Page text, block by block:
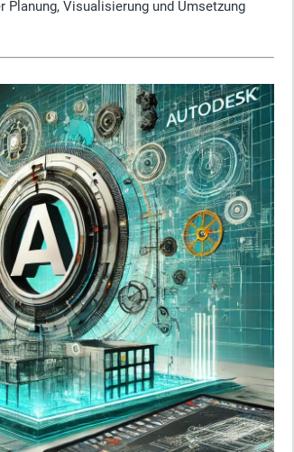
Visualisierung und Umsetzung